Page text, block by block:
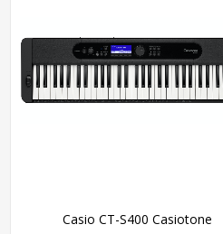
Casio CT-S400 Casiotone